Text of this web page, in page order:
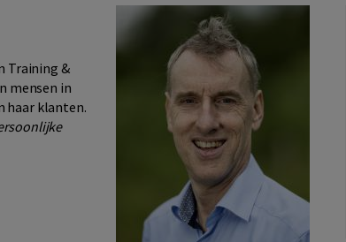
Training &
mensen in
haar klanten.